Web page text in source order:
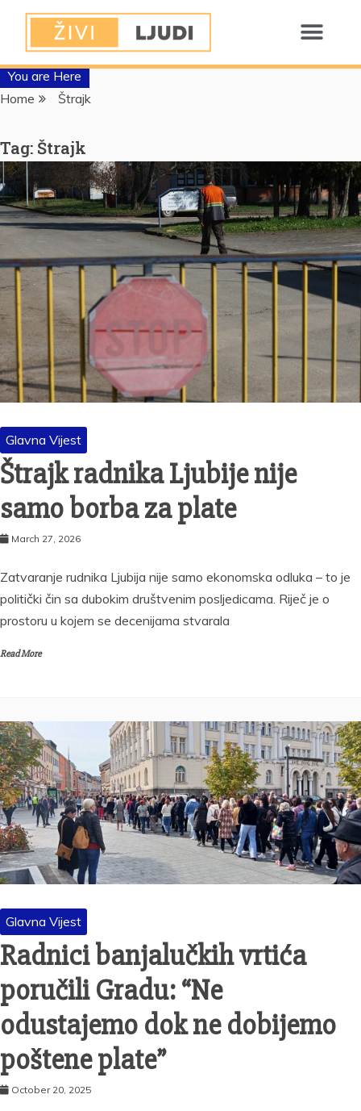
You are Here
Home
Štrajk
Tag: Štrajk
Glavna Vijest
Štrajk radnika Ljubije nije
samo borba za plate
March 27, 2026
Zatvaranje rudnika Ljubija nije samo ekonomska odluka – to je
politički čin sa dubokim društvenim posljedicama. Riječ je o
prostoru u kojem se decenijama stvarala
Read More
Glavna Vijest
Radnici banjalučkih vrtića
poručili Gradu: “Ne
odustajemo dok ne dobijemo
poštene plate”
October 20, 2025